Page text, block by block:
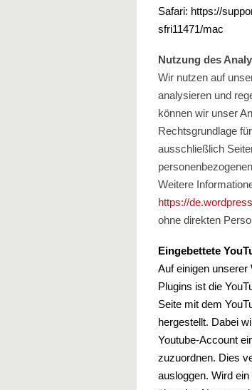
Safari: https://
sfri11471/mac
Nutzung des
Wir nutzen auf
analysieren und
können wir unser
Rechtsgrundlage
ausschließlich
Weitere
https://
ohne direkten
Eingebettete
Auf einigen unserer
Plugins ist die
Seite mit dem
hergestellt. Dabei
Youtube-Account
zuzuordnen. Dies
ausloggen. Wird